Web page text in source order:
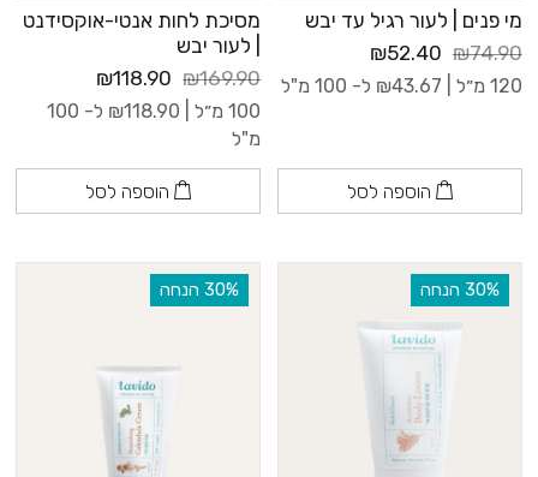
מי פנים | לעור רגיל עד יבש
₪74.90
₪52.40
120 מ״ל | ₪43.67 ל- 100 מ"ל
הוספה לסל
מסיכת לחות אנטי-אוקסידנט
| לעור יבש
₪169.90
₪118.90
100 מ״ל | ₪118.90
ל- 100
מ"ל
הוספה לסל
‫30% הנחה ‫30% הנחה